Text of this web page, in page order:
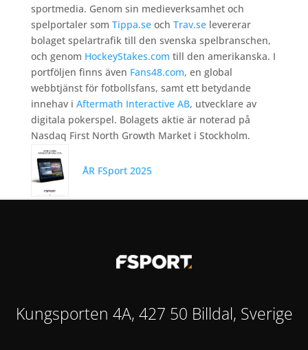
sportmedia. Genom sin medieverksamhet och
spelportaler som Tippa.seoch Trav.selevererar
bolaget spelartrafik till den svenska spelbranschen,
och genom HockeyStakes.com till den amerikanska. I
portföljen finns även Fans48.com, en global
webbtjänst för fotbollsfans, samt ett betydande
innehav i Aftermath Interactive AB, utvecklare av
digitala pokerspel. Bolagets aktie är noterad på
Nasdaq First North Growth Market i Stockholm.
ÅR FSport 2025
Kungsporten 4A, 427 50 Billdal, Sverige